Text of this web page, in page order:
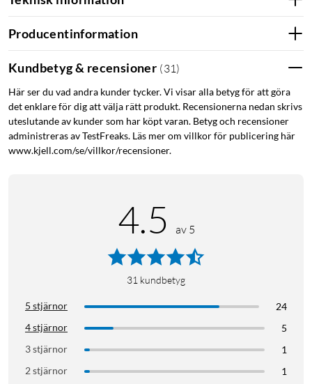
portar. En smidig lösning för reservdelar, industrimiljöer och
äldre system där tillbehören fortfarande fyller sin funktion.
Enkel och stabil anslutning
Kabeln är en passiv adapter avsedd för standardtangentbord
och -möss. Ingen installation krävs – anslut och använd i
operativsystem som stöder USB-HID. Den korta kabeln
minimerar kabeltrassel och passar bra på skrivbordet eller i
serviceväskan.
Anslutning A: USB-A hane
Anslutning B: 2 × PS/2 hona
USB-standard: USB 2.0
Max överföringshastighet: 480 Mbps
Kabeltyp: Rund
Kontaktplätering: Nickelpläterad
Producentinformation
Kundbetyg & recensioner (31 )
Här ser du vad andra kunder tycker. Vi visar alla betyg för att göra
det enklare för dig att välja rätt produkt. Recensionerna nedan skrivs
uteslutande av kunder som har köpt varan. Betyg och recensioner
administreras av TestFreaks. Läs mer om villkor för publicering här
www.kjell.com/se/villkor/recensioner.
4.5 av 5
31 kundbetyg
5 stjärnor
24
4 stjärnor
5
3 stjärnor
1
2 stjärnor
1